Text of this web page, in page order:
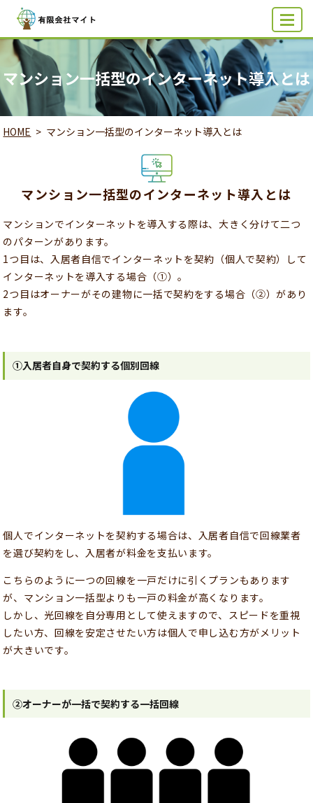
MENU
マンション一括型のインターネット導入とは
HOME マンション一括型のインターネット導入とは
マンション一括型のインターネット導入とは
マンションでインターネットを導入する際は、大きく分けて二つ
のパターンがあります。
1つ目は、入居者自信でインターネットを契約（個人で契約）して
インターネットを導入する場合（①）。
2つ目はオーナーがその建物に一括で契約をする場合（②）があり
ます。
①入居者自身で契約する個別回線
個人でインターネットを契約する場合は、入居者自信で回線業者
を選び契約をし、入居者が料金を支払います。
こちらのように一つの回線を一戸だけに引くプランもあります
が、マンション一括型よりも一戸の料金が高くなります。
しかし、光回線を自分専用として使えますので、スピードを重視
したい方、回線を安定させたい方は個人で申し込む方がメリット
が大きいです。
②オーナーが一括で契約する一括回線